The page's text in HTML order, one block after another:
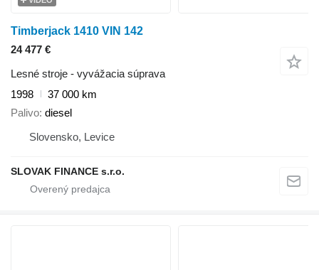
Timberjack 1410 VIN 142
24 477 €
Lesné stroje - vyvážacia súprava
1998
37 000 km
Palivo diesel
Slovensko, Levice
SLOVAK FINANCE s.r.o.